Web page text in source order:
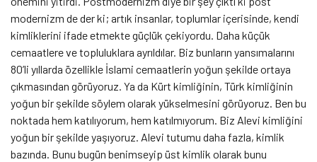
modernizm de der ki; artık insanlar, toplumlar içerisinde, kendi
kimliklerini ifade etmekte güçlük çekiyordu. Daha küçük
cemaatlere ve topluluklara ayrıldılar. Biz bunların yansımalarını
80’li yıllarda özellikle İslami cemaatlerin yoğun şekilde ortaya
çıkmasından görüyoruz. Ya da Kürt kimliğinin, Türk kimliğinin
yoğun bir şekilde söylem olarak yükselmesini görüyoruz. Ben bu
noktada hem katılıyorum, hem katılmıyorum. Biz Alevi kimliğini
yoğun bir şekilde yaşıyoruz. Alevi tutumu daha fazla, kimlik
bazında. Bunu bugün benimseyip üst kimlik olarak bunu